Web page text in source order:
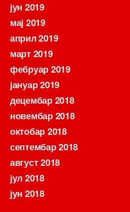
јун 2019
мај 2019
април 2019
март 2019
фебруар 2019
јануар 2019
децембар 2018
новембар 2018
октобар 2018
септембар 2018
август 2018
јул 2018
јун 2018